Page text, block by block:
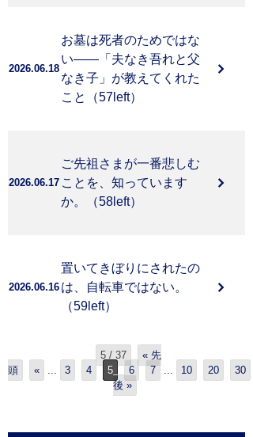
2026.06.18
お墓は死者のためではな
い――「夫なき吾れと父
なき子」が教えてくれた
こと（57left）
2026.06.17
ご先祖さまが一番悲しむ
ことを、知っています
か。（58left）
2026.06.16
置いてきぼりにされたの
は、自転車ではない。
（59left）
5 / 37
« 先
頭
« 3 4 5 6 7 10 20
30
後 »